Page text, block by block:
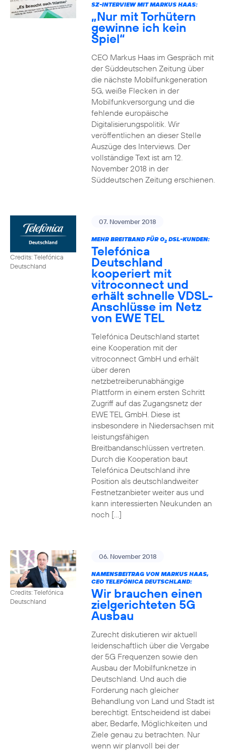
SZ-INTERVIEW MIT MARKUS HAAS:
„Nur mit Torhütern
gewinne ich kein
Spiel“
CEO Markus Haas im Gespräch mit
der Süddeutschen Zeitung über
die nächste Mobilfunkgeneration
5G, weiße Flecken in der
Mobilfunkversorgung und die
fehlende europäische
Digitalisierungspolitik. Wir
veröffentlichen an dieser Stelle
Auszüge des Interviews. Der
vollständige Text ist am 12.
November 2018 in der
Süddeutschen Zeitung erschienen.
Credits: Telefónica
Deutschland
07. November 2018
MEHR BREITBAND FÜR O2DSL-KUNDEN:
Telefónica
Deutschland
kooperiert mit
vitroconnect und
erhält schnelle VDSL-
Anschlüsse im Netz
von EWE TEL
Telefónica Deutschland startet
eine Kooperation mit der
vitroconnect GmbH und erhält
über deren
netzbetreiberunabhängige
Plattform in einem ersten Schritt
Zugriff auf das Zugangsnetz der
EWE TEL GmbH. Diese ist
insbesondere in Niedersachsen mit
leistungsfähigen
Breitbandanschlüssen vertreten.
Durch die Kooperation baut
Telefónica Deutschland ihre
Position als deutschlandweiter
Festnetzanbieter weiter aus und
kann interessierten Neukunden an
noch […]
Credits: Telefónica
Deutschland
06. November 2018
NAMENSBEITRAG VON MARKUS HAAS,
CEO TELEFÓNICA DEUTSCHLAND:
Wir brauchen einen
zielgerichteten 5G
Ausbau
Zurecht diskutieren wir aktuell
leidenschaftlich über die Vergabe
der 5G Frequenzen sowie den
Ausbau der Mobilfunknetze in
Deutschland. Und auch die
Forderung nach gleicher
Behandlung von Land und Stadt ist
berechtigt. Entscheidend ist dabei
aber, Bedarfe, Möglichkeiten und
Ziele genau zu betrachten. Nur
wenn wir planvoll bei der